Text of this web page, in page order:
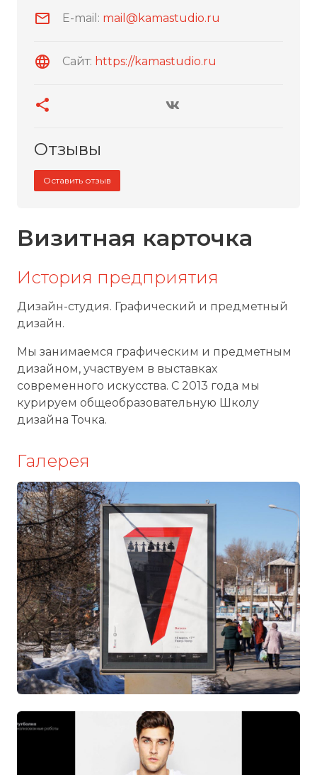
E-mail: mail@kamastudio.ru
Сайт: https://kamastudio.ru
Отзывы
Оставить отзыв
Визитная карточка
История предприятия
Дизайн-студия. Графический и предметный
дизайн.
Мы занимаемся графическим и предметным
дизайном, участвуем в выставках
современного искусства. С 2013 года мы
курируем общеобразовательную Школу
дизайна Точка.
Галерея